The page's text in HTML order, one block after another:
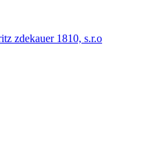
zdekauer 1810, s.r.o